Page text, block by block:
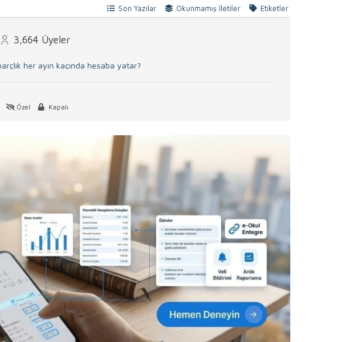
Son Yazılar Okunmamış İletiler Etiketler
3,664 Üyeler
her ayın kaçında hesaba yatar?
Özel Kapalı